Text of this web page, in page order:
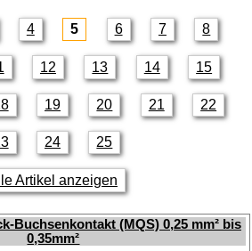
4 5 6 7 8
12 13 14 15
19 20 21 22
24 25
Artikel anzeigen
Buchsenkontakt (MQS) 0,25 mm² bis
0,35mm²